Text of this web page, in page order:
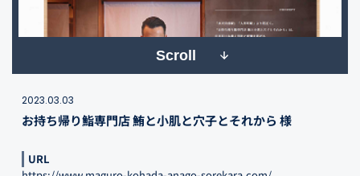
Scroll
2023.03.03
お持ち帰り鮨専門店 鮪と小肌と穴子とそれから 様
URL